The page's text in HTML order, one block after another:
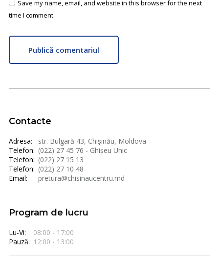
Save my name, email, and website in this browser for the next
time I comment.
Publică comentariul
Contacte
Adresa:
str. Bulgară 43, Chișinău, Moldova
Telefon: (022) 27 45 76 - Ghișeu Unic
Telefon: (022) 27 15 13
Telefon: (022) 27 10 48
Email:
pretura@chisinaucentru.md
Program de lucru
Lu-Vi:
08:00 - 17:00
Pauză: 12:00 - 13:00